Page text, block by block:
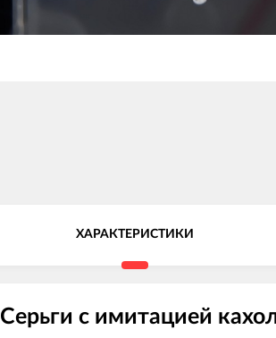
ХАРАКТЕРИСТИКИ
Серьги с имитацией